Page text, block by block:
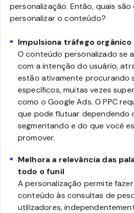
personalização. Então, quais
personalizar o conteúdo?
Impulsiona tráfego
O conteúdo personalizado se
com a intenção do usuário,
estão ativamente procurando
específicos, muitas vezes
como o Google Ads. O PPC
que pode flutuar dependendo
segmentando e do que você
promover.
Melhora a relevância das
todo o funil
A personalização permite
conteúdo às consultas de
utilizadores,